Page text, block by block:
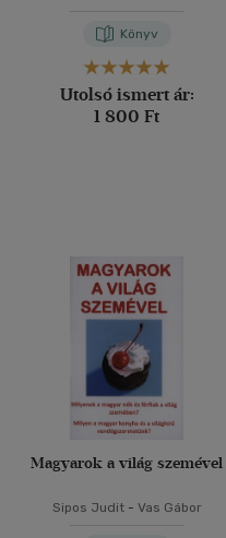
Könyv
Utolsó ismert ár:
1 800 Ft
Magyarok a világ szemével
Sipos Judit- Vas Gábor